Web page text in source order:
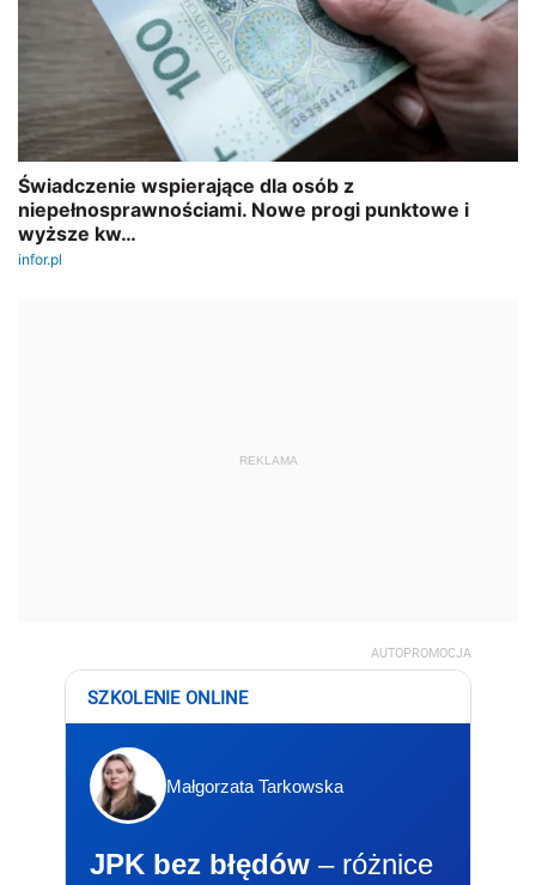
REKLAMA
AUTOPROMOCJA
SZKOLENIE ONLINE
Małgorzata Tarkowska
JPK bez błędów – różnice